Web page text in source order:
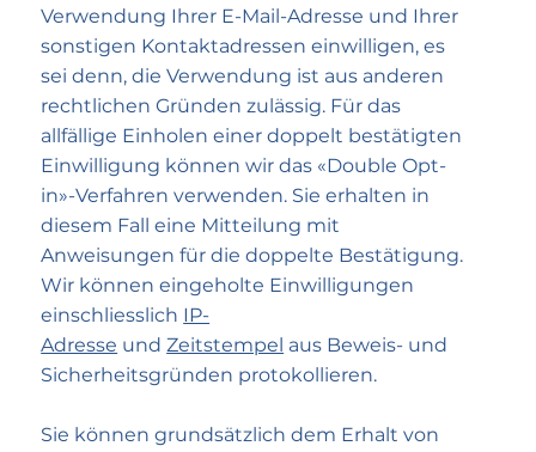
Verwendung Ihrer E-Mail-Adresse und Ihrer
sonstigen Kontaktadressen einwilligen, es
sei denn, die Verwendung ist aus anderen
rechtlichen Gründen zulässig. Für das
allfällige Einholen einer doppelt bestätigten
Einwilligung können wir das «Double Opt-
in»-Verfahren verwenden. Sie erhalten in
diesem Fall eine Mitteilung mit
Anweisungen für die doppelte Bestätigung.
Wir können eingeholte Einwilligungen
einschliesslich IP-
Adresse undZeitstempel aus Beweis- und
Sicherheitsgründen protokollieren.
Sie können grundsätzlich dem Erhalt von